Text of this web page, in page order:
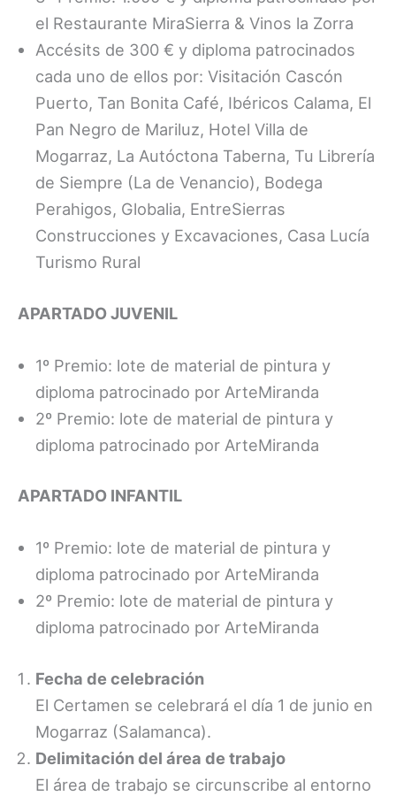
el Restaurante MiraSierra & Vinos la Zorra
Accésits de 300 € y diploma patrocinados
cada uno de ellos por: Visitación Cascón
Puerto, Tan Bonita Café, Ibéricos Calama, El
Pan Negro de Mariluz, Hotel Villa de
Mogarraz, La Autóctona Taberna, Tu Librería
de Siempre (La de Venancio), Bodega
Perahigos, Globalia, EntreSierras
Construcciones y Excavaciones, Casa Lucía
Turismo Rural
APARTADO JUVENIL
1º Premio: lote de material de pintura y
diploma patrocinado por ArteMiranda
2º Premio: lote de material de pintura y
diploma patrocinado por ArteMiranda
APARTADO INFANTIL
1º Premio: lote de material de pintura y
diploma patrocinado por ArteMiranda
2º Premio: lote de material de pintura y
diploma patrocinado por ArteMiranda
Fecha de celebración
El Certamen se celebrará el día 1 de junio en
Mogarraz (Salamanca).
Delimitación del área de trabajo
El área de trabajo se circunscribe al entorno